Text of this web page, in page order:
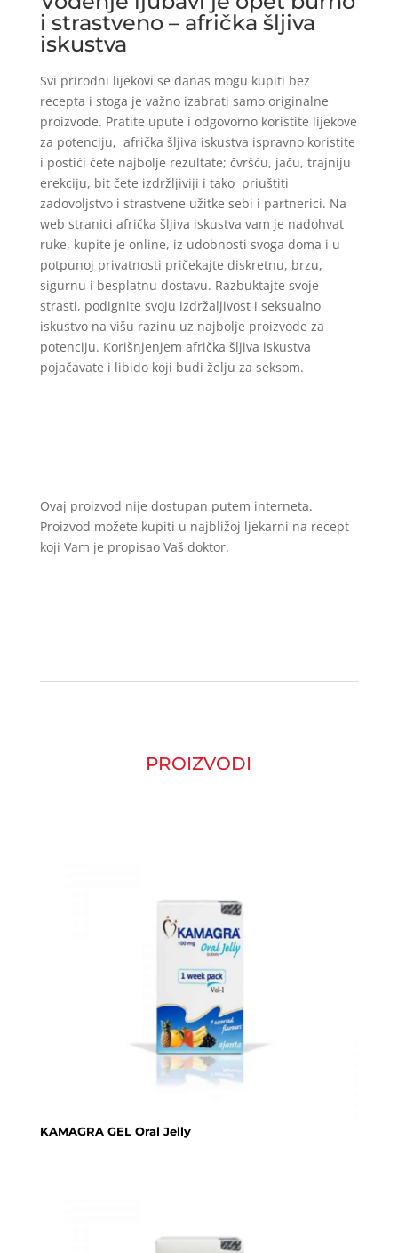
i strastveno – afrička šljiva
iskustva
Svi prirodni lijekovi se danas mogu kupiti bez
recepta i stoga je važno izabrati samo originalne
proizvode. Pratite upute i odgovorno koristite lijekove
za potenciju, afrička šljiva iskustva ispravno koristite
i postići ćete najbolje rezultate; čvršću, jaču, trajniju
erekciju, bit čete izdržljiviji i tako priuštiti
zadovoljstvo i strastvene užitke sebi i partnerici. Na
web stranici afrička šljiva iskustva vam je nadohvat
ruke, kupite je online, iz udobnosti svoga doma i u
potpunoj privatnosti pričekajte diskretnu, brzu,
sigurnu i besplatnu dostavu. Razbuktajte svoje
strasti, podignite svoju izdržaljivost i seksualno
iskustvo na višu razinu uz najbolje proizvode za
potenciju. Korišnjenjem afrička šljiva iskustva
pojačavate i libido koji budi želju za seksom.
Ovaj proizvod nije dostupan putem interneta.
Proizvod možete kupiti u najbližoj ljekarni na recept
koji Vam je propisao Vaš doktor.
PROIZVODI
KAMAGRA GEL Oral Jelly